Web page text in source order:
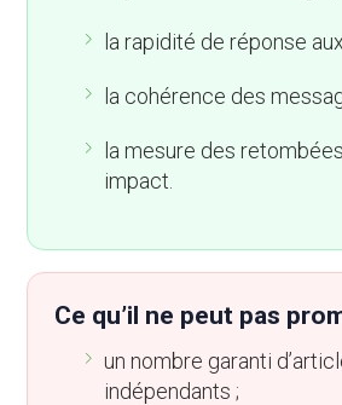
la rapidité de réponse
la cohérence des
la mesure des
impact.
Ce qu’il ne peut pas
un nombre garanti
indépendants ;